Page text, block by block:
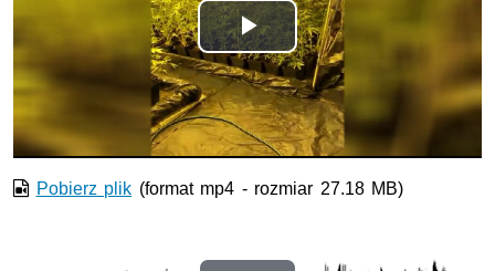
Odtwórz
wideo
Pobierz plik (format mp4 - rozmiar 27.18 MB)